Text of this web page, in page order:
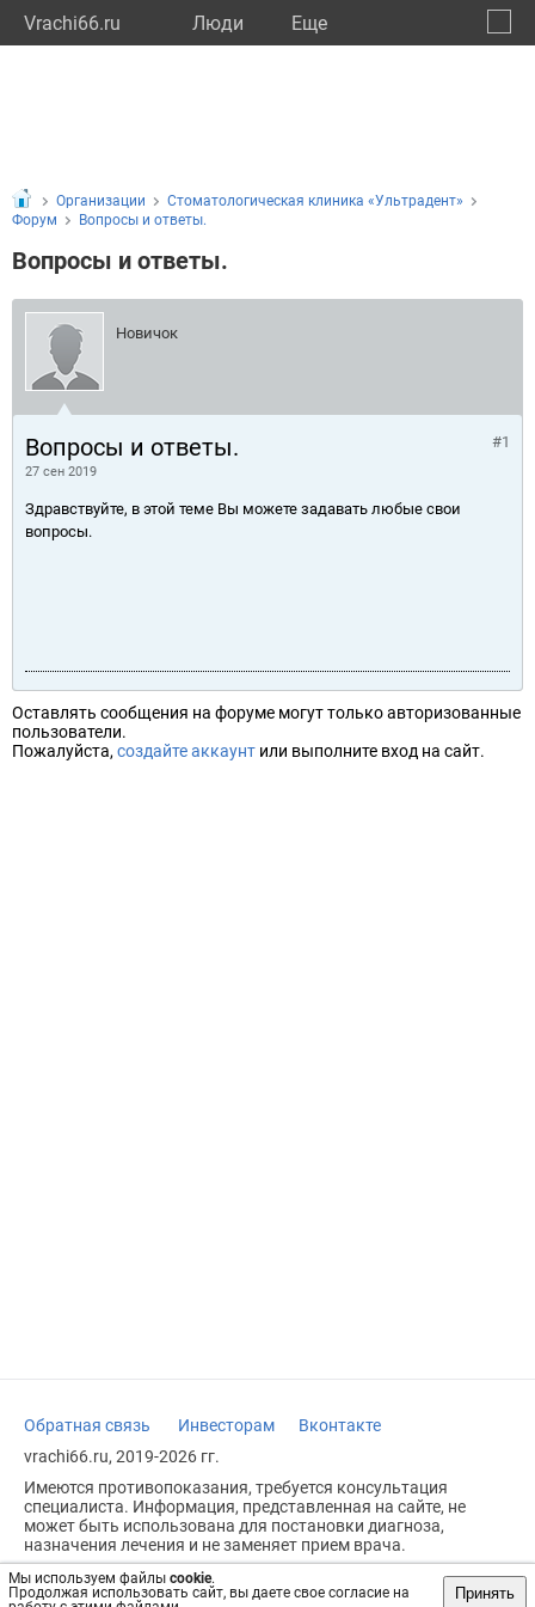
Vrachi66.ru Люди Eще
Мы используем файлы cookie.
Продолжая использовать сайт, вы даете свое согласие на
Принять
Организации
Стоматологическая клиника «Ультрадент»
Форум
Вопросы и ответы.
Вопросы и ответы.
Новичок
Вопросы и ответы.
27 сен 2019
#1
Здравствуйте, в этой теме Вы можете задавать любые свои
вопросы.
Оставлять сообщения на форуме могут только авторизованные
пользователи.
Пожалуйста, создайте аккаунт или выполните вход на сайт.
Обратная связь Инвесторам
Вконтакте
vrachi66.ru, 2019-2026 гг.
Имеются противопоказания, требуется консультация
специалиста. Информация, представленная на сайте, не
может быть использована для постановки диагноза,
назначения лечения и не заменяет прием врача.
Возрастное ограничение: 18+